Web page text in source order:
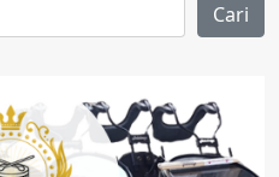
Cari